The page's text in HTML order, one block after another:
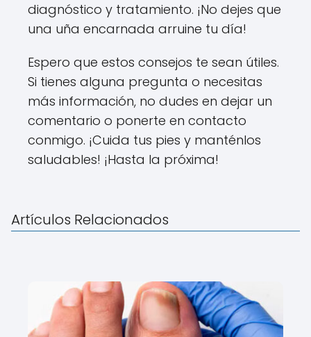
diagnóstico y tratamiento. ¡No dejes que
una uña encarnada arruine tu día!
Espero que estos consejos te sean útiles.
Si tienes alguna pregunta o necesitas
más información, no dudes en dejar un
comentario o ponerte en contacto
conmigo. ¡Cuida tus pies y manténlos
saludables! ¡Hasta la próxima!
Artículos Relacionados